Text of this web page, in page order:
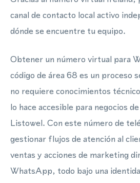
canal de contacto local activo
dónde se encuentre tu equipo.
Obtener un número virtual para
código de área 68 es un proceso
no requiere conocimientos
lo hace accesible para negocios
Listowel. Con este número de
gestionar flujos de atención al
ventas y acciones de marketing
WhatsApp, todo bajo una